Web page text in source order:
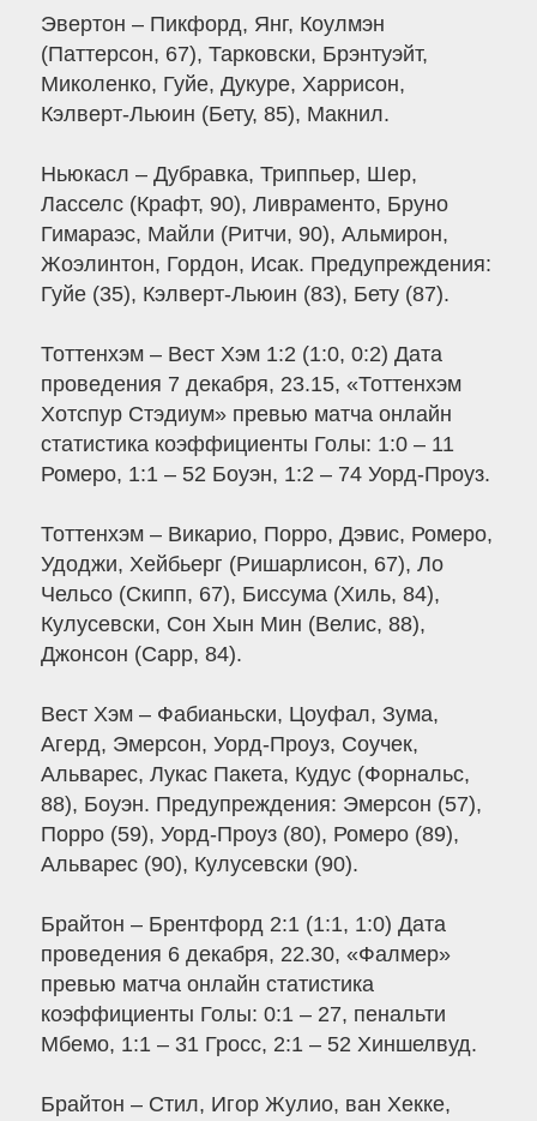
Эвертон – Пикфорд, Янг, Коулмэн
(Паттерсон, 67), Тарковски, Брэнтуэйт,
Миколенко, Гуйе, Дукуре, Харрисон,
Кэлверт-Льюин (Бету, 85), Макнил.
Ньюкасл – Дубравка, Триппьер, Шер,
Ласселс (Крафт, 90), Ливраменто, Бруно
Гимараэс, Майли (Ритчи, 90), Альмирон,
Жоэлинтон, Гордон, Исак. Предупреждения:
Гуйе (35), Кэлверт-Льюин (83), Бету (87).
Тоттенхэм – Вест Хэм 1:2 (1:0, 0:2) Дата
проведения 7 декабря, 23.15, «Тоттенхэм
Хотспур Стэдиум» превью матча онлайн
статистика коэффициенты Голы: 1:0 – 11
Ромеро, 1:1 – 52 Боуэн, 1:2 – 74 Уорд-Проуз.
Тоттенхэм – Викарио, Порро, Дэвис, Ромеро,
Удоджи, Хейбьерг (Ришарлисон, 67), Ло
Чельсо (Скипп, 67), Биссума (Хиль, 84),
Кулусевски, Сон Хын Мин (Велис, 88),
Джонсон (Сарр, 84).
Вест Хэм – Фабианьски, Цоуфал, Зума,
Агерд, Эмерсон, Уорд-Проуз, Соучек,
Альварес, Лукас Пакета, Кудус (Форнальс,
88), Боуэн. Предупреждения: Эмерсон (57),
Порро (59), Уорд-Проуз (80), Ромеро (89),
Альварес (90), Кулусевски (90).
Брайтон – Брентфорд 2:1 (1:1, 1:0) Дата
проведения 6 декабря, 22.30, «Фалмер»
превью матча онлайн статистика
коэффициенты Голы: 0:1 – 27, пенальти
Мбемо, 1:1 – 31 Гросс, 2:1 – 52 Хиншелвуд.
Брайтон – Стил, Игор Жулио, ван Хекке,